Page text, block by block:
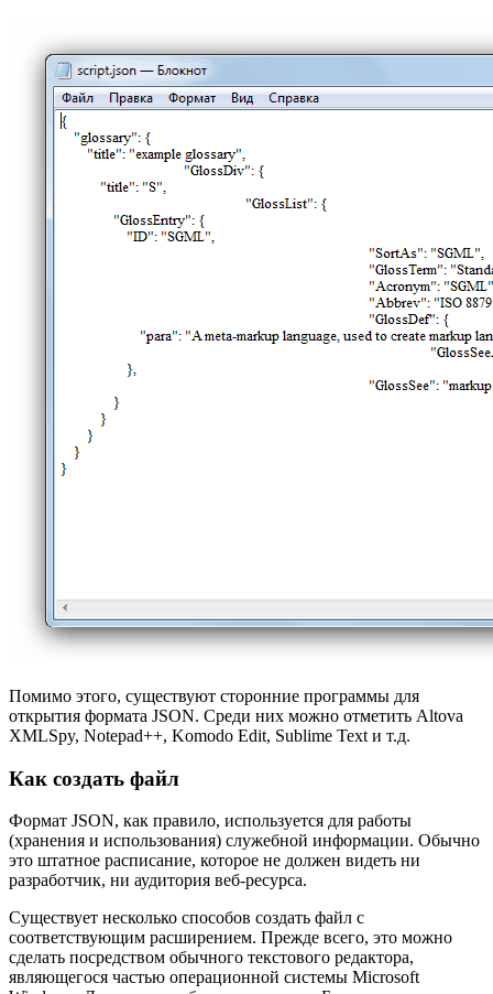
Помимо этого, существуют сторонние программы для
открытия формата JSON. Среди них можно отметить Altova
XMLSpy, Notepad++, Komodo Edit, Sublime Text и т.д.
Как создать файл
Формат JSON, как правило, используется для работы
(хранения и использования) служебной информации. Обычно
это штатное расписание, которое не должен видеть ни
разработчик, ни аудитория веб-ресурса.
Существует несколько способов создать файл с
соответствующим расширением. Прежде всего, это можно
сделать посредством обычного текстового редактора,
являющегося частью операционной системы Microsoft